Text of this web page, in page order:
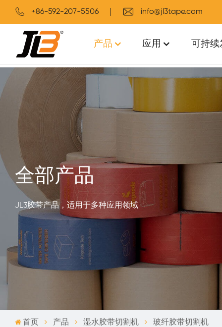
+86-592-207-5506 info@jl3tape.com
产品 应用 可持续
全部产品
JL3胶带产品，适用于多种应用领域
首页 产品 湿水胶带切割机 玻纤胶带切割机